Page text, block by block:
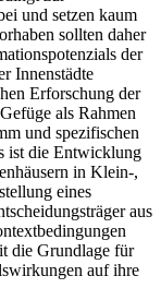
und setzen kaum
sollten daher
der
Innenstädte
Erforschung der
als Rahmen
und spezifischen
ist die Entwicklung
in Klein-,
eines
aus
die Grundlage für
auf ihre